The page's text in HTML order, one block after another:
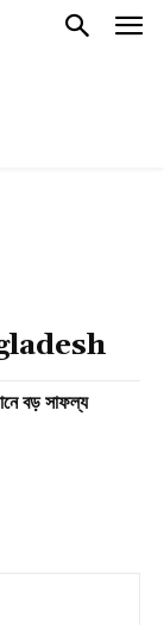
বড় সাফল্য